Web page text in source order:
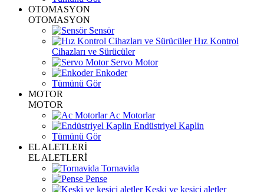
OTOMASYON
OTOMASYON
Sensör
Hız Kontrol
Cihazları ve Sürücüler
Servo Motor
Enkoder
Tümünü Gör
MOTOR
MOTOR
Ac Motorlar
Endüstriyel Kaplin
Tümünü Gör
EL ALETLERİ
EL ALETLERİ
Tornavida
Pense
Keski ve kesici aletler